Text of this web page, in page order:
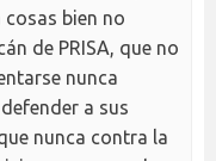
bien no
de PRISA, que no
nunca
a sus
nunca contra la